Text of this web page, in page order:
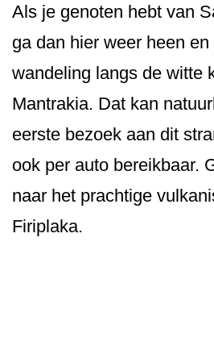
Als je genoten hebt van
ga dan hier weer heen
wandeling langs de witte
Mantrakia. Dat kan
eerste bezoek aan dit
ook per auto bereikbaar.
naar het prachtige
Firiplaka.